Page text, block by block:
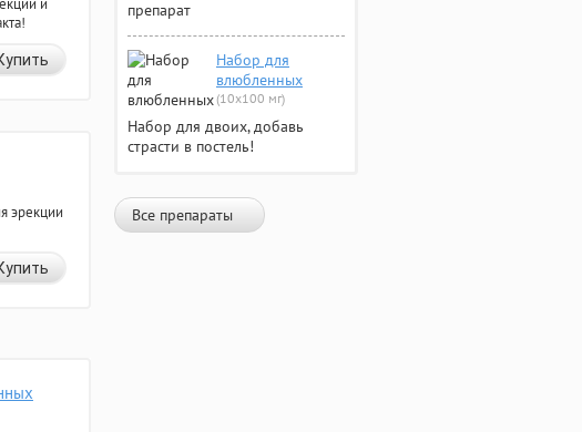
и
эрекции
препарат
Набор для
влюбленных
(10х100 мг)
Набор для двоих, добавь
страсти в постель!
Все препараты